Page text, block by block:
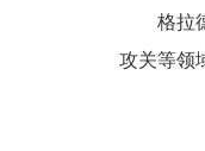
格拉
攻关等领